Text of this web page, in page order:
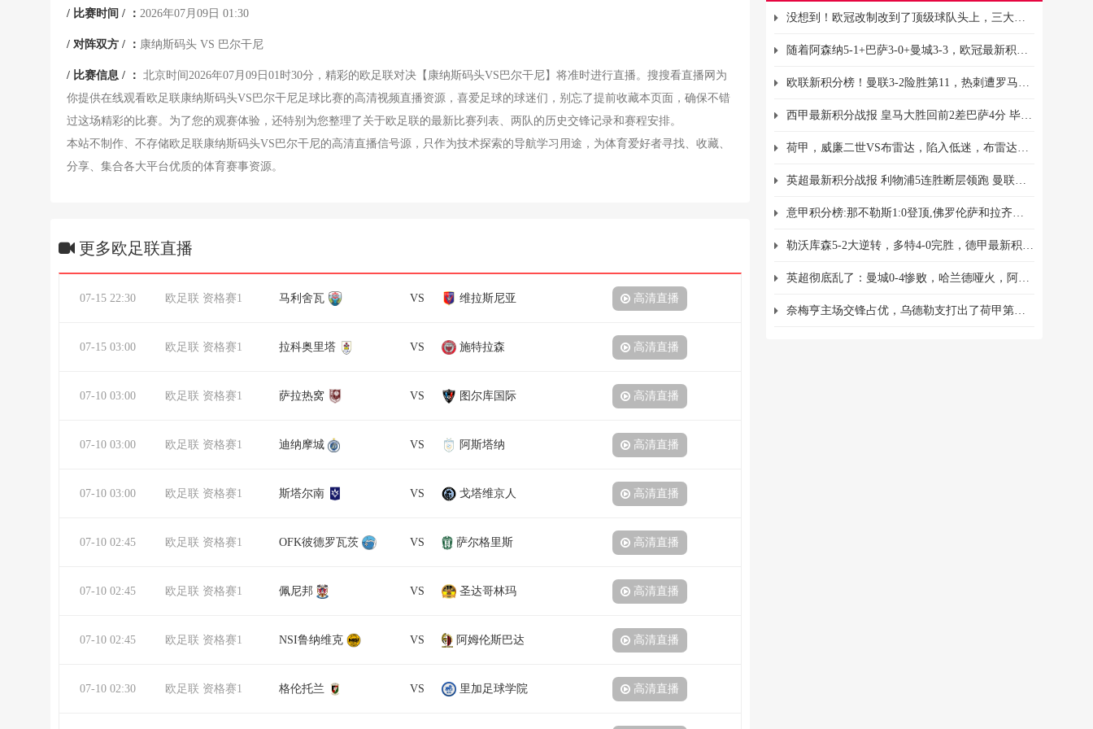
/ 比赛时间 / ： 2026年07月09日 01:30
/ 对阵双方 / ： 康纳斯码头 VS 巴尔干尼
/ 比赛信息 / ： 北京时间2026年07月09日01时30分，精彩的欧足联对决【康纳斯码头VS巴尔干尼】将准时进行直播。搜搜看直播网为
你提供在线观看欧足联康纳斯码头VS巴尔干尼足球比赛的高清视频直播资源，喜爱足球的球迷们，别忘了提前收藏本页面，确保不错
过这场精彩的比赛。为了您的观赛体验，还特别为您整理了关于欧足联的最新比赛列表、两队的历史交锋记录和赛程安排。
本站不制作、不存储欧足联康纳斯码头VS巴尔干尼的高清直播信号源，只作为技术探索的导航学习用途，为体育爱好者寻找、收藏、
分享、集合各大平台优质的体育赛事资源。
更多欧足联直播
07-15 22:30 欧足联 资格赛1 马利舍瓦 VS 维拉斯尼亚 高清直播
07-15 03:00 欧足联 资格赛1 拉科奥里塔 VS 施特拉森 高清直播
07-10 03:00 欧足联 资格赛1 萨拉热窝 VS 图尔库国际 高清直播
07-10 03:00 欧足联 资格赛1 迪纳摩城 VS 阿斯塔纳 高清直播
07-10 03:00 欧足联 资格赛1 斯塔尔南 VS 戈塔维京人 高清直播
07-10 02:45 欧足联 资格赛1 OFK彼德罗瓦茨 VS 萨尔格里斯 高清直播
07-10 02:45 欧足联 资格赛1 佩尼邦 VS 圣达哥林玛 高清直播
07-10 02:45 欧足联 资格赛1 NSI鲁纳维克 VS 阿姆伦斯巴达 高清直播
07-10 02:30 欧足联 资格赛1 格伦托兰 VS 里加足球学院 高清直播